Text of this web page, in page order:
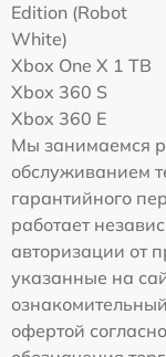
Edition (Robot
White)
Xbox One X 1 TB
Xbox 360 S
Xbox 360 E
Мы занимаемся
обслуживанием
гарантийного
работает
авторизации от
указанные на
офертой